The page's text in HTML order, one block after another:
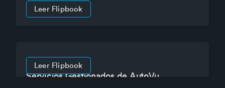
Leer Flipbook
Servicios Gestionados de AutoVu
Leer Flipbook